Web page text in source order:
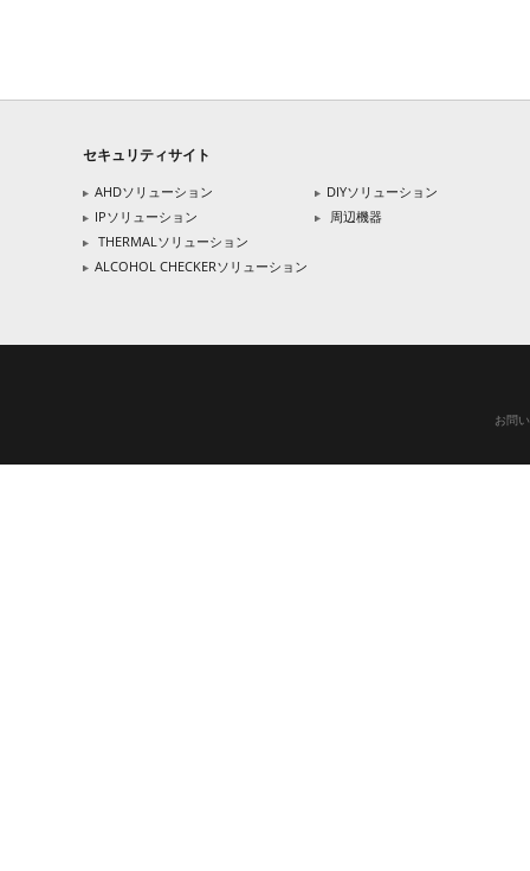
セキュリティサイト
AHDソリューション
IPソリューション
THERMALソリューション
ALCOHOL CHECKERソリューション
DIYソリューション
周辺機器
お問